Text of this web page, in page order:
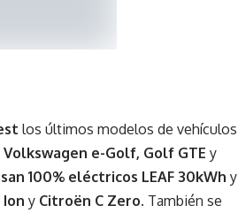
los últimos modelos de vehículos
Volkswagen e-Golf, Golf GTE y
100% eléctricos LEAF 30kWh y
y Citroën C Zero. También se